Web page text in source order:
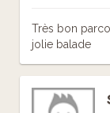
Très bon
jolie balade